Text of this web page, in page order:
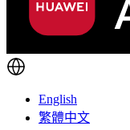
English
繁體中文